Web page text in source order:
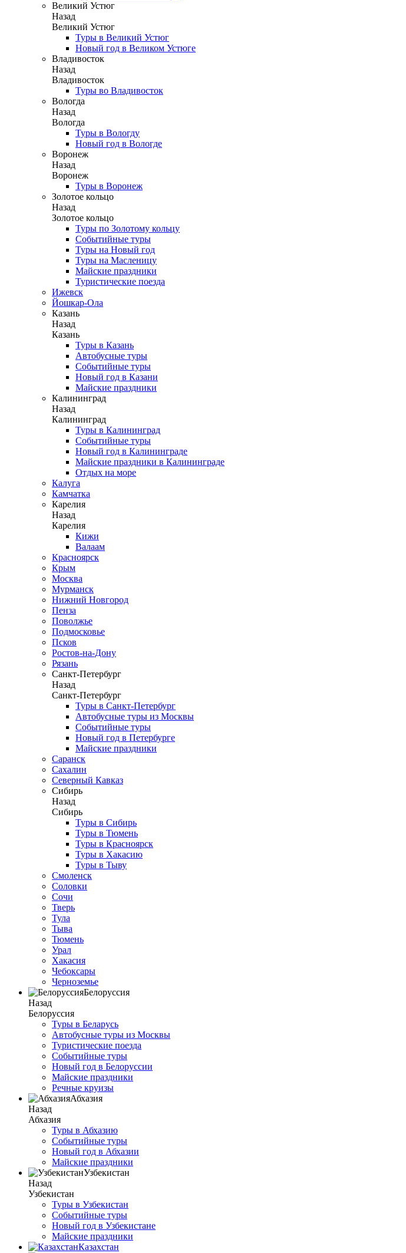
Великий Устюг
Назад
Великий Устюг
Туры в Великий Устюг
Новый год в Великом Устюге
Владивосток
Назад
Владивосток
Туры во Владивосток
Вологда
Назад
Вологда
Туры в Вологду
Новый год в Вологде
Воронеж
Назад
Воронеж
Туры в Воронеж
Золотое кольцо
Назад
Золотое кольцо
Туры по Золотому кольцу
Событийные туры
Туры на Новый год
Туры на Масленицу
Майские праздники
Туристические поезда
Ижевск
Йошкар-Ола
Казань
Назад
Казань
Туры в Казань
Автобусные туры
Событийные туры
Новый год в Казани
Майские праздники
Калининград
Назад
Калининград
Туры в Калининград
Событийные туры
Новый год в Калининграде
Майские праздники в Калининграде
Отдых на море
Калуга
Камчатка
Карелия
Назад
Карелия
Кижи
Валаам
Красноярск
Крым
Москва
Мурманск
Нижний Новгород
Пенза
Поволжье
Подмосковье
Псков
Ростов-на-Дону
Рязань
Санкт-Петербург
Назад
Санкт-Петербург
Туры в Санкт-Петербург
Автобусные туры из Москвы
Событийные туры
Новый год в Петербурге
Майские праздники
Саранск
Сахалин
Северный Кавказ
Сибирь
Назад
Сибирь
Туры в Сибирь
Туры в Тюмень
Туры в Красноярск
Туры в Хакасию
Туры в Тыву
Смоленск
Соловки
Сочи
Тверь
Тула
Тыва
Тюмень
Урал
Хакасия
Чебоксары
Черноземье
Белоруссия
Назад
Белоруссия
Туры в Беларусь
Автобусные туры из Москвы
Туристические поезда
Событийные туры
Новый год в Белоруссии
Майские праздники
Речные круизы
Абхазия
Назад
Абхазия
Туры в Абхазию
Событийные туры
Новый год в Абхазии
Майские праздники
Узбекистан
Назад
Узбекистан
Туры в Узбекистан
Событийные туры
Новый год в Узбекистане
Майские праздники
Казахстан